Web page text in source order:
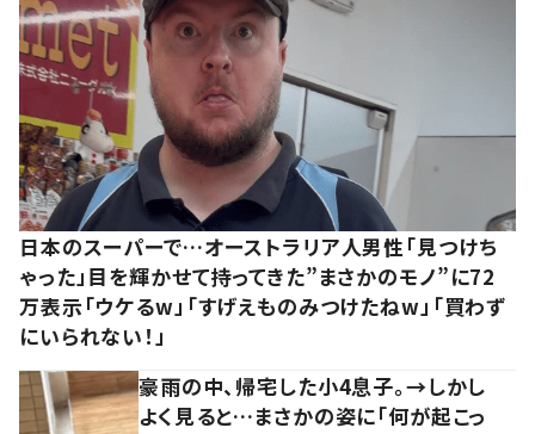
日本のスーパーで…オーストラリア人男性「見つけち
ゃった」目を輝かせて持ってきた”まさかのモノ”に72
万表示「ウケるw」「すげえものみつけたねw」「買わず
にいられない！」
豪雨の中、帰宅した小4息子。→しかし
よく見ると…まさかの姿に「何が起こっ